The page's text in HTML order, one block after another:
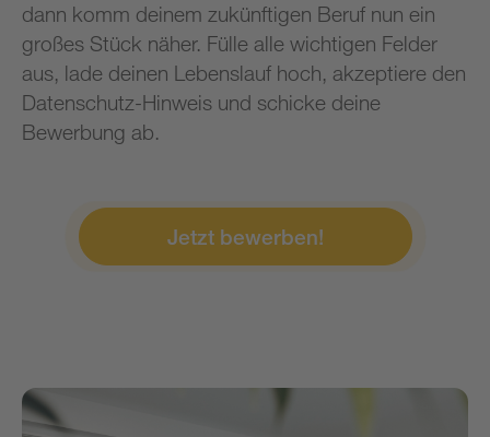
dann komm deinem zukünftigen Beruf nun ein
großes Stück näher. Fülle alle wichtigen Felder
aus, lade deinen Lebenslauf hoch, akzeptiere den
Datenschutz-Hinweis und schicke deine
Bewerbung ab.
Jetzt bewerben!